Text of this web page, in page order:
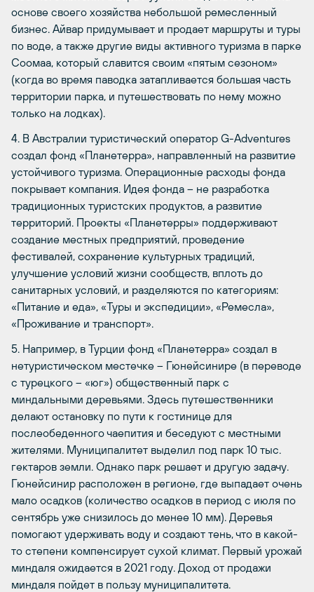
основе своего хозяйства небольшой ремесленный
бизнес. Айвар придумывает и продает маршруты и туры
по воде, а также другие виды активного туризма в парке
Соомаа, который славится своим «пятым сезоном»
(когда во время паводка затапливается большая часть
территории парка, и путешествовать по нему можно
только на лодках).
4. В Австралии туристический оператор G-Adventures
создал фонд «Планетерра», направленный на развитие
устойчивого туризма. Операционные расходы фонда
покрывает компания. Идея фонда – не разработка
традиционных туристских продуктов, а развитие
территорий. Проекты «Планетерры» поддерживают
создание местных предприятий, проведение
фестивалей, сохранение культурных традиций,
улучшение условий жизни сообществ, вплоть до
санитарных условий, и разделяются по категориям:
«Питание и еда», «Туры и экспедиции», «Ремесла»,
«Проживание и транспорт».
5. Например, в Турции фонд «Планетерра» создал в
нетуристическом местечке – Гюнейсинире (в переводе
с турецкого – «юг») общественный парк с
миндальными деревьями. Здесь путешественники
делают остановку по пути к гостинице для
послеобеденного чаепития и беседуют с местными
жителями. Муниципалитет выделил под парк 10 тыс.
гектаров земли. Однако парк решает и другую задачу.
Гюнейсинир расположен в регионе, где выпадает очень
мало осадков (количество осадков в период с июля по
сентябрь уже снизилось до менее 10 мм). Деревья
помогают удерживать воду и создают тень, что в какой-
то степени компенсирует сухой климат. Первый урожай
миндаля ожидается в 2021 году. Доход от продажи
миндаля пойдет в пользу муниципалитета.